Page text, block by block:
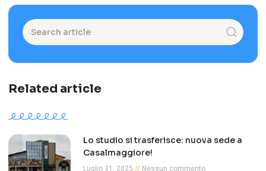
Related article
Lo studio si trasferisce: nuova sede a
Casalmaggiore!
Luglio 31, 2025
Nessun commento